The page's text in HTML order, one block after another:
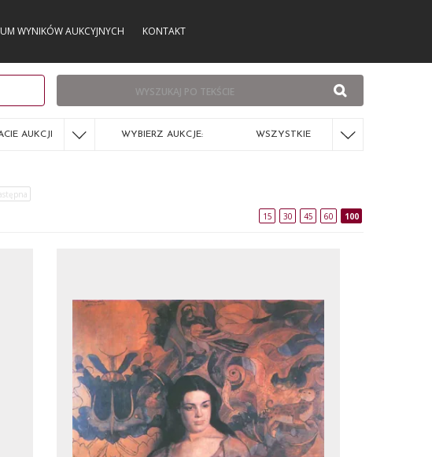
WYNIKÓW AUKCYJNYCH KONTAKT
AUKCJI WYBIERZ AUKCJE: WSZYSTKIE
15 30 45 60 100